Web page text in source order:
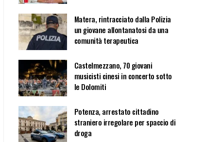
Matera, rintracciato dalla Polizia
un giovane allontanatosi da una
comunità terapeutica
Castelmezzano, 70 giovani
musicisti cinesi in concerto sotto
le Dolomiti
Potenza, arrestato cittadino
straniero irregolare per spaccio di
droga